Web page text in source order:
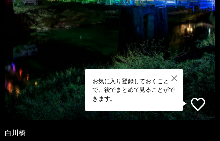
お気に入り登録しておくこと
で、後でまとめて見ることがで
きます。
白川橋